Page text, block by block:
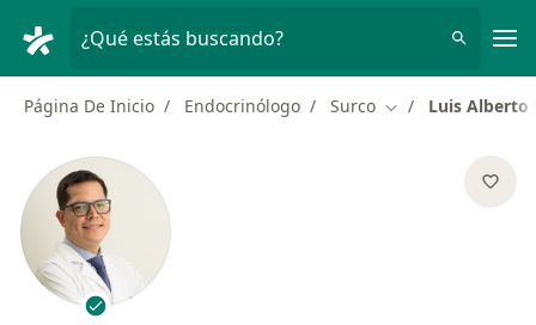
¿Qué estás buscando?
Página De Inicio Endocrinólogo Surco Cambiar de ciudad
Luis Alberto